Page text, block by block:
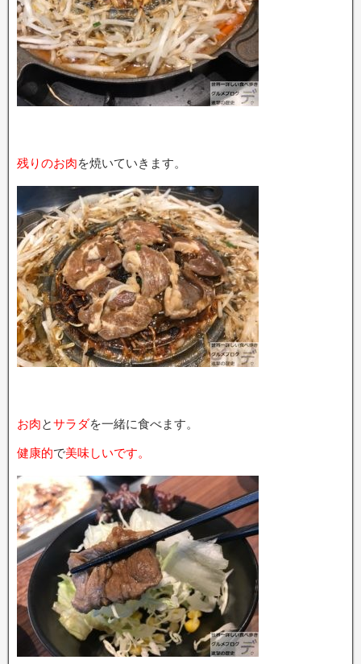
残りのお肉を焼いていきます。
お肉とサラダを一緒に食べます。
健康的で美味しいです。